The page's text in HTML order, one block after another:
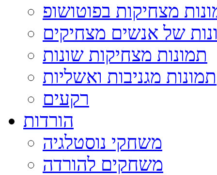
מצחיקות בפוטושופ
של אנשים מצחיקים
תמונות מצחיקות שונות
תמונות מגניבות ואשליות
רקעים
הורדות
משחקי נוסטלגיה
משחקים להורדה